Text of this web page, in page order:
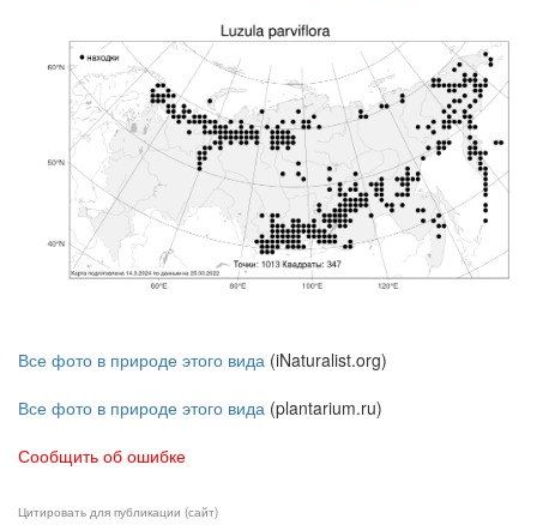
Все фото в природе этого вида (iNaturalist.org)
Все фото в природе этого вида (plantarium.ru)
Сообщить об ошибке
Цитировать для публикации (сайт)